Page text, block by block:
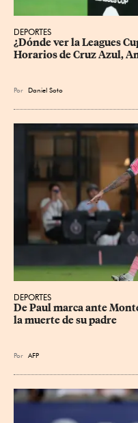
DEPORTES
¿Dónde ver la Leagues
Horarios de Cruz Azul,
Por Daniel Soto
DEPORTES
De Paul marca ante
la muerte de su padre
Por AFP